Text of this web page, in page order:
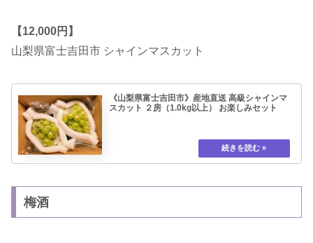
【12,000円】
山梨県富士吉田市 シャインマスカット
《山梨県富士吉田市》産地直送 高級シャインマ
スカット ２房（1.0kg以上） お楽しみセット
梅酒